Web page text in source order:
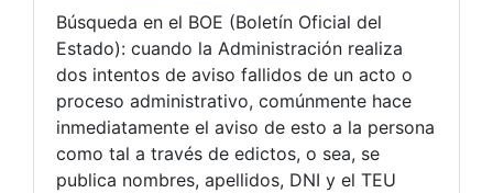
Búsqueda en el BOE (Boletín Oficial del
Estado): cuando la Administración realiza
dos intentos de aviso fallidos de un acto o
proceso administrativo, comúnmente hace
inmediatamente el aviso de esto a la persona
como tal a través de edictos, o sea, se
publica nombres, apellidos, DNI y el TEU